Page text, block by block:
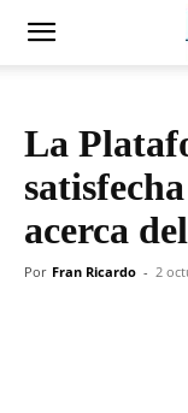
La
acerca
Por Fran Ricardo - 2